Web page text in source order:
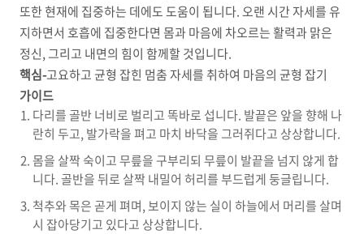
또한 현재에 집중하는 데에도 도움이 됩니다. 오랜 시간 자세를 유
지하면서 호흡에 집중한다면 몸과 마음에 차오르는 활력과 맑은
정신, 그리고 내면의 힘이 함께할 것입니다.
핵심-고요하고 균형 잡힌 멈춤 자세를 취하여 마음의 균형 잡기
가이드
다리를 골반 너비로 벌리고 똑바로 섭니다. 발끝은 앞을 향해 나
란히 두고, 발가락을 펴고 마치 바닥을 그러쥐다고 상상합니다.
몸을 살짝 숙이고 무릎을 구부리되 무릎이 발끝을 넘지 않게 합
니다. 골반을 뒤로 살짝 내밀어 허리를 부드럽게 둥글립니다.
척추와 목은 곧게 펴며, 보이지 않는 실이 하늘에서 머리를 살며
시 잡아당기고 있다고 상상합니다.